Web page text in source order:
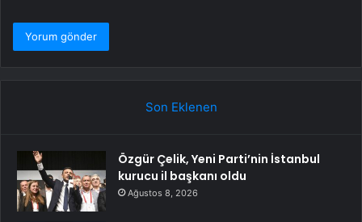
Son Eklenen
Özgür Çelik, Yeni Parti’nin İstanbul
kurucu il başkanı oldu
Ağustos 8, 2026